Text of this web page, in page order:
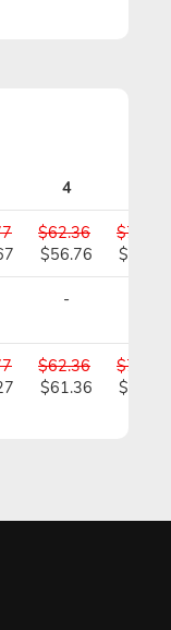
4
$62.36
$56.76
$77.95
$71.85
-
$62.36
$61.36
$77.95
$76.45